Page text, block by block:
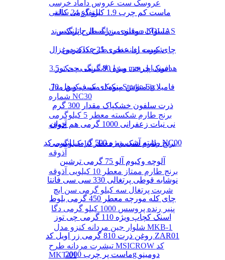
عروسک ست عروس داماد خرسی
ارتفاع 24 سانتی
دستبند مردانه طرح پلنگ برند LOLIAS
شورت زنانه نخی طرح کاکتوس
مبدل لایتنینگ به جک 3.5 mm هدفون اپل
پنکیک مک فیکس مدل Studio Fix
شماره NC30
برنج طارم شکسته معطر 5 کیلوگرمی
آذوقه
برنج طارم شکسته معطر 10 کیلوگرمی
آذوقه
برنج طارم ممتاز معطر 10 کیلویی آذوقه
شربت پرتغال سه کیلو گرمی سن ایچ
پنیر رنده پروسس 1000 کیلو گرمی دگا
شلوار جین مردانه کنزو مدل MKB-1
تیشرت مردانه طرح MSICROW کد
MKT-01
ماست کم چرب 1.9 کیلو گرمی کاله
مسواک دوقلوی بزرگسال پاتریکس
چای کیسه ای عطری 25 عددی دوغزال
اسنک چرخی ویژه 80 گرمی چی توز
دمنوش میوه ای سیب و هل 70g فامیلا
ذرت سلفون خشکپاک مقدار 300 گرم
نی نبات زعفرانی 1000 گرمی هم خوان
رشته آشی ویژه 500 گرمی انسی کد NC00
آلوچه وکیوم آلو 75 گرمی ترشین
نوشابه قوطی پرتغالی 330 سی سی فانتا
چای کله مورچه معطر 450 گرمی بلوط
اسنک کچاپ ویژه 110 گرمی چی توز
روغن ذرت 810 گرمی زر اویل کد ZAR01
ماست پر چرب 2000g دومینو